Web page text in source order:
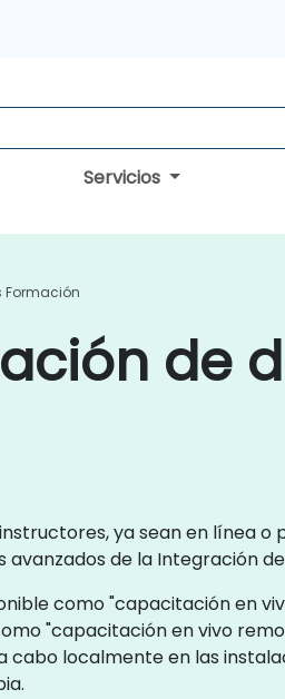
Servicios
Formación
de
ya sean en línea
de la Integración
como "capacitación en
"capacitación en vivo
cabo localmente en las